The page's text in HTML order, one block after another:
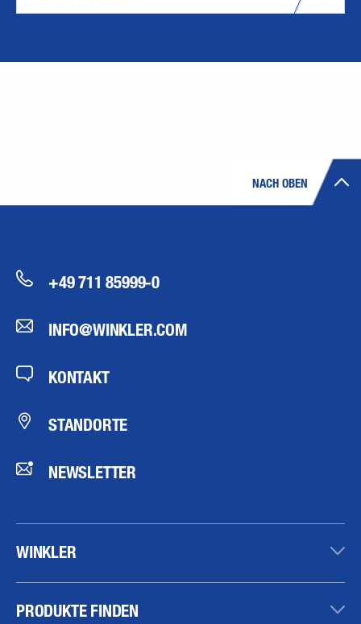
NACH OBEN
+49 711 85999-0
INFO@WINKLER.COM
KONTAKT
STANDORTE
NEWSLETTER
WINKLER
PRODUKTE FINDEN